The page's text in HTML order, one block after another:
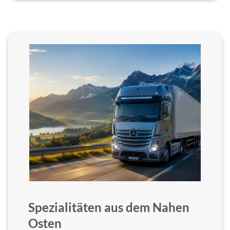
Spezialitäten aus dem Nahen
Osten